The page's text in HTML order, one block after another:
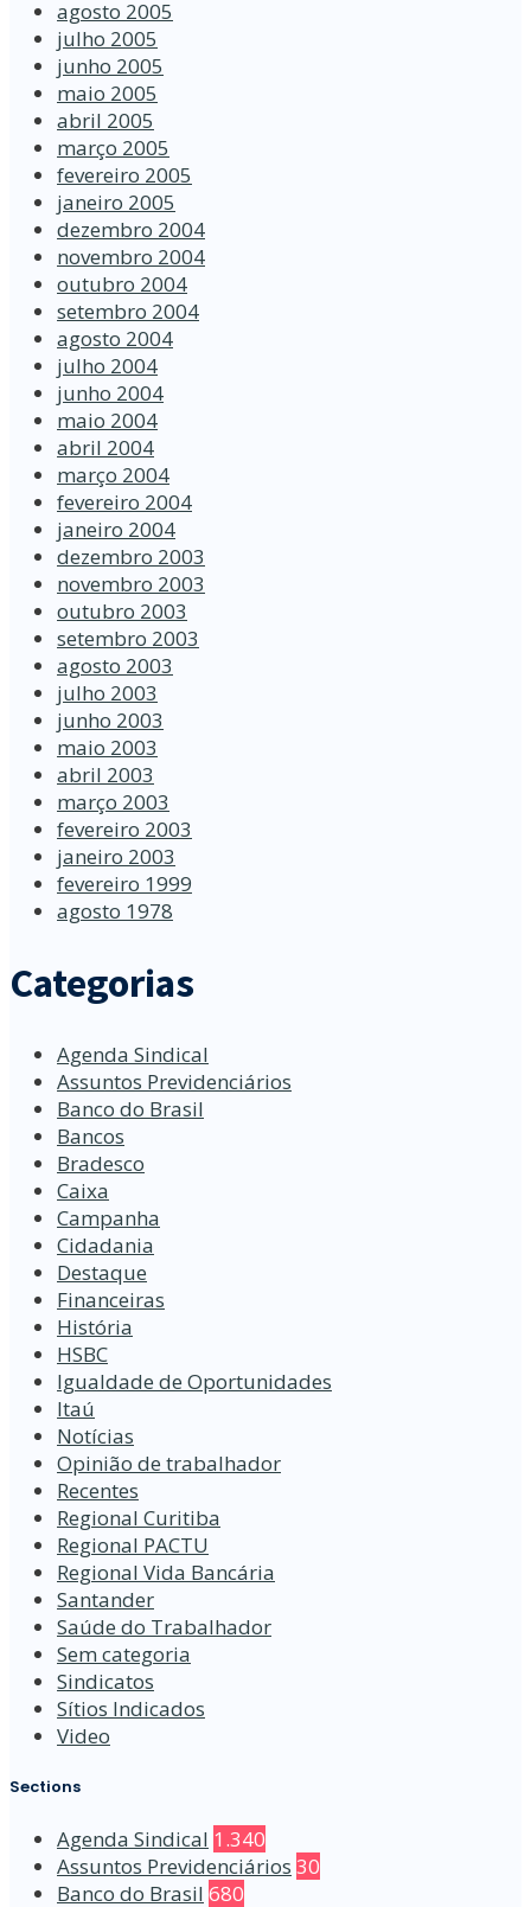
agosto 2005
julho 2005
junho 2005
maio 2005
abril 2005
março 2005
fevereiro 2005
janeiro 2005
dezembro 2004
novembro 2004
outubro 2004
setembro 2004
agosto 2004
julho 2004
junho 2004
maio 2004
abril 2004
março 2004
fevereiro 2004
janeiro 2004
dezembro 2003
novembro 2003
outubro 2003
setembro 2003
agosto 2003
julho 2003
junho 2003
maio 2003
abril 2003
março 2003
fevereiro 2003
janeiro 2003
fevereiro 1999
agosto 1978
Categorias
Agenda Sindical
Assuntos Previdenciários
Banco do Brasil
Bancos
Bradesco
Caixa
Campanha
Cidadania
Destaque
Financeiras
História
HSBC
Igualdade de Oportunidades
Itaú
Notícias
Opinião de trabalhador
Recentes
Regional Curitiba
Regional PACTU
Regional Vida Bancária
Santander
Saúde do Trabalhador
Sem categoria
Sindicatos
Sítios Indicados
Video
Sections
Agenda Sindical 1.340
Assuntos Previdenciários 30
Banco do Brasil 680